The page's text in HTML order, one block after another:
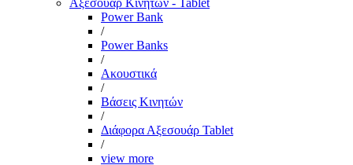
Αξεσουάρ Κινητών - Tablet
Power Bank
/
Power Banks
/
Ακουστικά
/
Βάσεις Κινητών
/
Διάφορα Αξεσουάρ Tablet
/
view more